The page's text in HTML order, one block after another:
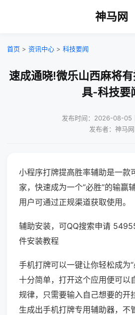
神马网
首页 > 资讯中心 > 科技要闻
速成通晓!微乐山西麻将
具-科技要
发布时间：2026-08-05
发布者：神马网
小程序打牌提高胜率辅助是一款
家，快速成为一个“必胜”的输赢
用户可通过正规渠道获取使用。
辅助安装，可QQ搜索申请
件安装教程
手机打牌可以一键让你轻松成为
十分简单，打开这个应用便可以
规律，只需要输入自己想要的开
生成出手机打牌专用辅助器，不